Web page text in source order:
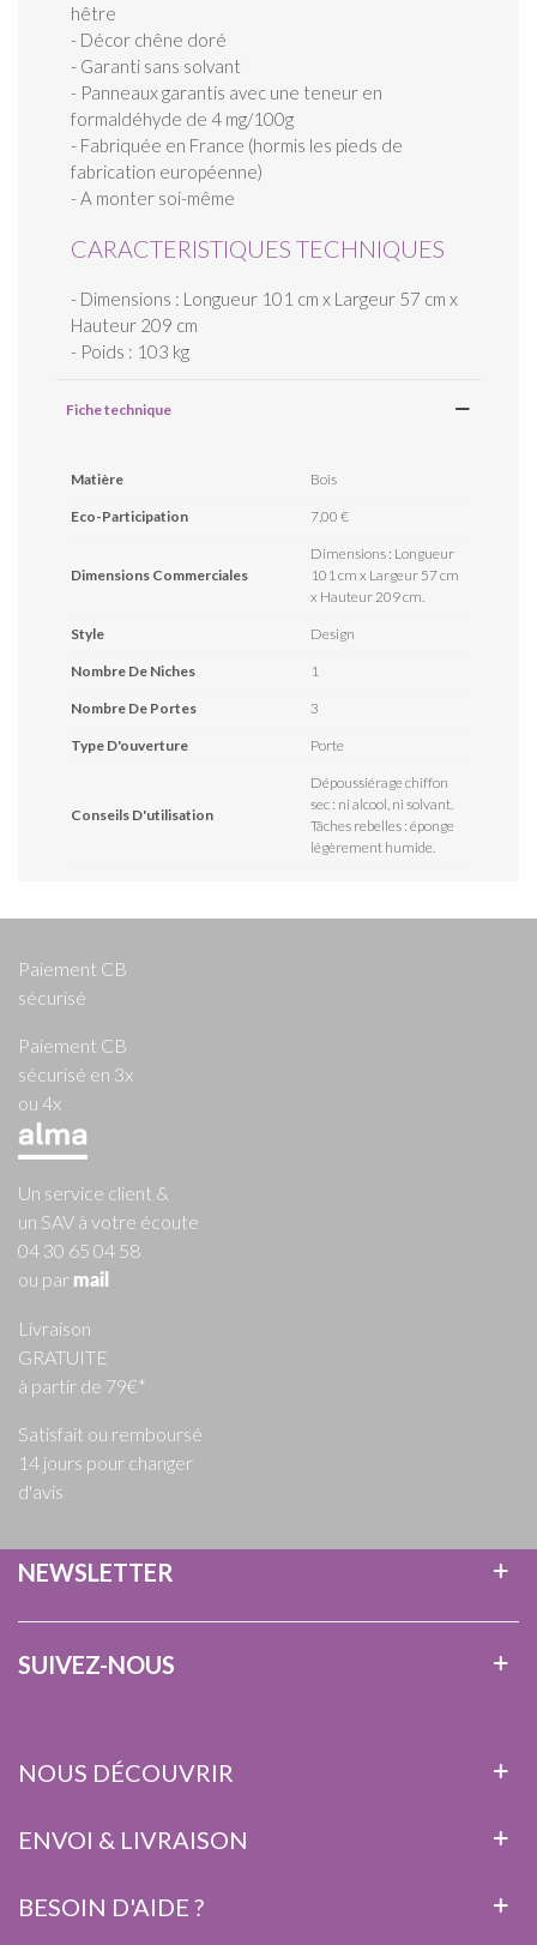
hêtre
- Décor chêne doré
- Garanti sans solvant
- Panneaux garantis avec une teneur en
formaldéhyde de 4 mg/100g
- Fabriquée en France (hormis les pieds de
fabrication européenne)
- A monter soi-même
CARACTERISTIQUES TECHNIQUES
- Dimensions : Longueur 101 cm x Largeur 57 cm x
Hauteur 209 cm
- Poids : 103 kg
Fiche technique
Matière Bois
Eco-Participation 7,00 €
Dimensions Commerciales
Dimensions : Longueur
101 cm x Largeur 57 cm
x Hauteur 209 cm.
Style Design
Nombre De Niches 1
Nombre De Portes 3
Type D'ouverture Porte
Conseils D'utilisation
Dépoussiérage chiffon
sec : ni alcool, ni solvant.
Tâches rebelles : éponge
légèrement humide.
Paiement CB
sécurisé
Paiement CB
sécurisé en 3x
ou 4x
Un service client &
un SAV à votre écoute
04 30 65 04 58
ou par mail
Livraison
GRATUITE
à partir de 79€*
Satisfait ou remboursé
14 jours pour changer
d'avis
NEWSLETTER
SUIVEZ-NOUS
NOUS DÉCOUVRIR
ENVOI & LIVRAISON
BESOIN D'AIDE ?